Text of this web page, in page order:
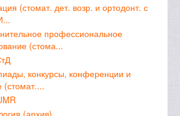
(стомат. дет. возр. и ортодонт. с
профессиональное
(стома...
конкурсы, конференции и
(стомат....
(архив)